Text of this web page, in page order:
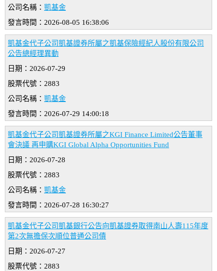
公司名稱： 凱基金
發言時間：2026-08-05 16:38:06
凱基金代子公司凱基證券所屬之凱基保險經紀人股份有限公司
公告總經理異動
日期：2026-07-29
股票代號：2883
公司名稱： 凱基金
發言時間：2026-07-29 14:00:18
凱基金代子公司凱基證券所屬之KGI Finance Limited公告董事
會決議 再申購KGI Global Alpha Opportunities Fund
日期：2026-07-28
股票代號：2883
公司名稱： 凱基金
發言時間：2026-07-28 16:30:27
凱基金代子公司凱基銀行公告向凱基證券取得南山人壽115年度
第2次無擔保次順位普通公司債
日期：2026-07-27
股票代號：2883